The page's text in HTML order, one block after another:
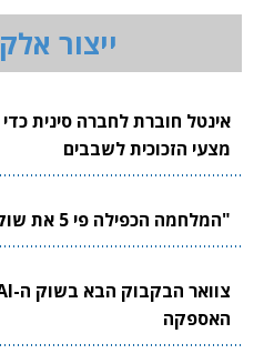
ייצור
אינטל חוברת לחברה סינית
מצעי הזכוכית לשבבים
"המלחמה הכפילה פי 5 את שוק הייצור המיידי"
האספקה